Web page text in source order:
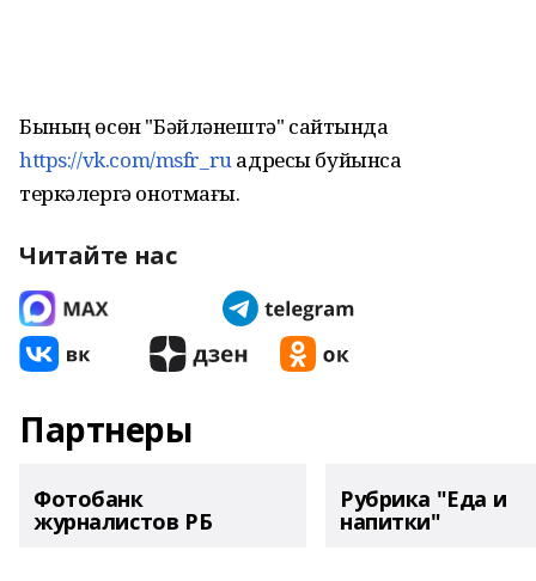
Бының өсөн "Бәйләнештә" сайтында
https://vk.com/msfr_ruадресы буйынса
теркәлергә онотмағыҙ.
Читайте нас
Партнеры
Фотобанк
журналистов РБ
Рубрика "Еда и
напитки"